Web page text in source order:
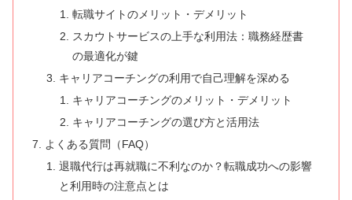
転職サイトのメリット・デメリット
スカウトサービスの上手な利用法：職務経歴書
の最適化が鍵
キャリアコーチングの利用で自己理解を深める
キャリアコーチングのメリット・デメリット
キャリアコーチングの選び方と活用法
よくある質問（FAQ）
退職代行は再就職に不利なのか？転職成功への影響
と利用時の注意点とは